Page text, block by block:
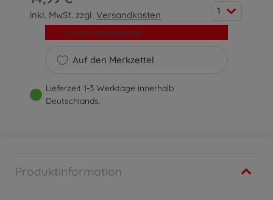
inkl. MwSt. zzgl.Versandkosten 1
Auf den Merkzettel
In den Warenkorb
Lieferzeit 1-3 Werktage innerhalb
Deutschlands.
Produktinformation